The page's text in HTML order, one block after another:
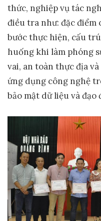
thức, nghiệp vụ tác
điều tra như: đặc điểm
bước thực hiện, cấu
huống khi làm phóng
vai, an toàn thực địa
ứng dụng công nghệ
bảo mật dữ liệu và